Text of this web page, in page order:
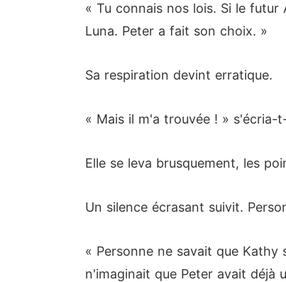
« Tu connais nos lois. Si le
Luna. Peter a fait son choix. »
Sa respiration devint erratique.
« Mais il m'a trouvée ! » s'écria-
Elle se leva brusquement, les
Un silence écrasant suivit.
« Personne ne savait que
n'imaginait que Peter avait déjà